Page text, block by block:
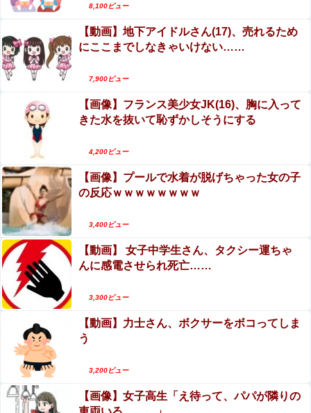
無修正注意）
【動画】バイクの少年を無理やり止めるパトカー
が怖いｗｗｗｗ
【閲覧注意】アフリカで 魔女狩り され死亡した女
8,100ビュー
【動画】地下アイドルさん(17)、売れるため
にここまでしなきゃいけない……
7,900ビュー
【画像】フランス美少女JK(16)、胸に入って
きた水を抜いて恥ずかしそうにする
4,200ビュー
【画像】プールで水着が脱げちゃった女の子
の反応ｗｗｗｗｗｗｗｗ
3,400ビュー
【動画】 女子中学生さん、タクシー運ちゃ
んに感電させられ死亡……
3,300ビュー
【動画】力士さん、ボクサーをボコってしま
う
3,200ビュー
【画像】女子高生「え待って、パパが隣りの